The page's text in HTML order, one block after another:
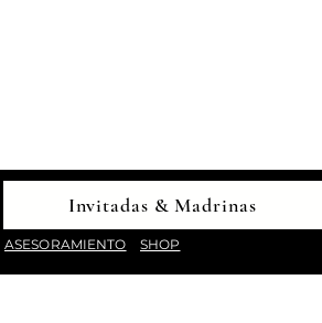
Invitadas & Madrinas
ASESORAMIENTO SHOP